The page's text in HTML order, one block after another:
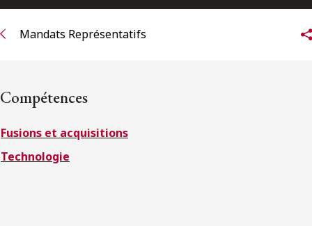
Réseau des anciens d’Osler
S’abonner aux articles Osler
S’abonner
Mandats Représentatifs
Compétences
Fusions et acquisitions
Technologie